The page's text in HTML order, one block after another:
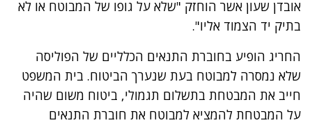
אובדן שעון אשר הוחזק "שלא על גופו של המבוטח או לא
בתיק יד הצמוד אליו".
החריג הופיע בחוברת התנאים הכלליים של הפוליסה
שלא נמסרה למבוטח בעת שנערך הביטוח. בית המשפט
חייב את המבטחת בתשלום תגמולי, ביטוח משום שהיה
על המבטחת להמציא למבוטח את חוברת התנאים